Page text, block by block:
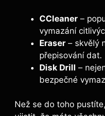
CCleaner –
vymazání
Eraser – ‌skvělý
přepisování dat.
Disk Drill –
bezpečné⁤
Než se do ⁣toho